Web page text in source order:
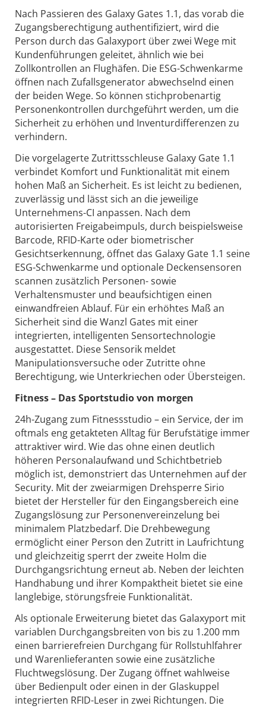
Nach Passieren des Galaxy Gates 1.1, das vorab die
Zugangsberechtigung authentifiziert, wird die
Person durch das Galaxyport über zwei Wege mit
Kundenführungen geleitet, ähnlich wie bei
Zollkontrollen an Flughäfen. Die ESG-Schwenkarme
öffnen nach Zufallsgenerator abwechselnd einen
der beiden Wege. So können stichprobenartig
Personenkontrollen durchgeführt werden, um die
Sicherheit zu erhöhen und Inventurdifferenzen zu
verhindern.
Die vorgelagerte Zutrittsschleuse Galaxy Gate 1.1
verbindet Komfort und Funktionalität mit einem
hohen Maß an Sicherheit. Es ist leicht zu bedienen,
zuverlässig und lässt sich an die jeweilige
Unternehmens-CI anpassen. Nach dem
autorisierten Freigabeimpuls, durch beispielsweise
Barcode, RFID-Karte oder biometrischer
Gesichtserkennung, öffnet das Galaxy Gate 1.1 seine
ESG-Schwenkarme und optionale Deckensensoren
scannen zusätzlich Personen- sowie
Verhaltensmuster und beaufsichtigen einen
einwandfreien Ablauf. Für ein erhöhtes Maß an
Sicherheit sind die Wanzl Gates mit einer
integrierten, intelligenten Sensortechnologie
ausgestattet. Diese Sensorik meldet
Manipulationsversuche oder Zutritte ohne
Berechtigung, wie Unterkriechen oder Übersteigen.
Fitness – Das Sportstudio von morgen
24h-Zugang zum Fitnessstudio – ein Service, der im
oftmals eng getakteten Alltag für Berufstätige immer
attraktiver wird. Wie das ohne einen deutlich
höheren Personalaufwand und Schichtbetrieb
möglich ist, demonstriert das Unternehmen auf der
Security. Mit der zweiarmigen Drehsperre Sirio
bietet der Hersteller für den Eingangsbereich eine
Zugangslösung zur Personenvereinzelung bei
minimalem Platzbedarf. Die Drehbewegung
ermöglicht einer Person den Zutritt in Laufrichtung
und gleichzeitig sperrt der zweite Holm die
Durchgangsrichtung erneut ab. Neben der leichten
Handhabung und ihrer Kompaktheit bietet sie eine
langlebige, störungsfreie Funktionalität.
Als optionale Erweiterung bietet das Galaxyport mit
variablen Durchgangsbreiten von bis zu 1.200 mm
einen barrierefreien Durchgang für Rollstuhlfahrer
und Warenlieferanten sowie eine zusätzliche
Fluchtwegslösung. Der Zugang öffnet wahlweise
über Bedienpult oder einen in der Glaskuppel
integrierten RFID-Leser in zwei Richtungen. Die